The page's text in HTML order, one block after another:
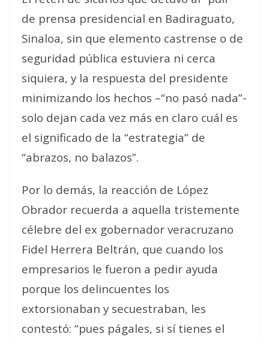
de prensa presidencial en Badiraguato,
Sinaloa, sin que elemento castrense o de
seguridad pública estuviera ni cerca
siquiera, y la respuesta del presidente
minimizando los hechos –“no pasó nada”-
solo dejan cada vez más en claro cuál es
el significado de la “estrategia” de
“abrazos, no balazos”.
Por lo demás, la reacción de López
Obrador recuerda a aquella tristemente
célebre del ex gobernador veracruzano
Fidel Herrera Beltrán, que cuando los
empresarios le fueron a pedir ayuda
porque los delincuentes los
extorsionaban y secuestraban, les
contestó: “pues págales, si sí tienes el